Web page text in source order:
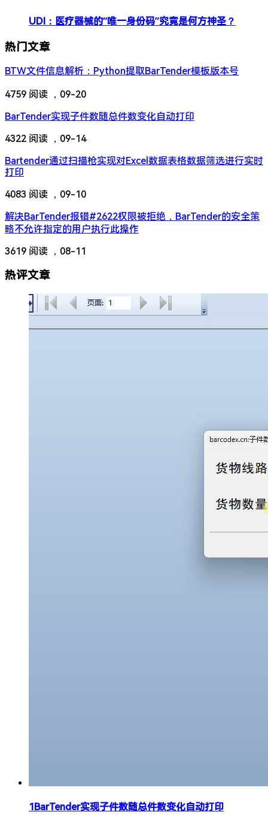
​​UDI：医疗器械的“唯一身份码”究竟是何方神圣？​​
热门文章
​​BTW文件信息解析：Python提取BarTender模板版本号​
4759 阅读 ， 09-20
BarTender实现子件数随总件数变化自动打印
4322 阅读 ， 09-14
Bartender通过扫描枪实现对Excel数据表格数据筛选进行实时
打印
4083 阅读 ， 09-10
解决BarTender报错#2622权限被拒绝，BarTender的安全策
略不允许指定的用户执行此操作
3619 阅读 ， 08-11
热评文章
1 BarTender实现子件数随总件数变化自动打印